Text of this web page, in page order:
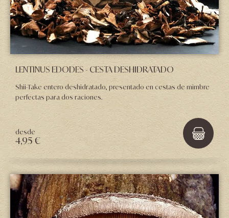
LENTINUS EDODES - CESTA DESHIDRATADO
Shii-Take entero deshidratado, presentado en cestas de mimbre
perfectas para dos raciones.
desde
4,95 €